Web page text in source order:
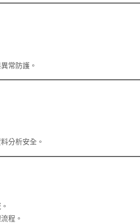
常防護。
分析安全。
程。